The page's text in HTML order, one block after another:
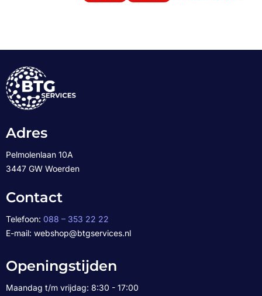
Adres
Pelmolenlaan 10A
3447 GW Woerden
Contact
Telefoon: 088 – 353 22 22
E-mail: webshop@btgservices.nl
Openingstijden
Maandag t/m vrijdag: 8:30 - 17:00